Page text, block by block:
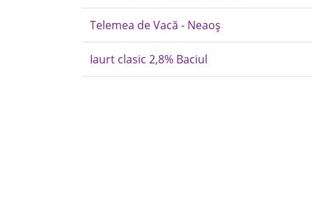
Telemea de Vacă - Neaoș
Iaurt clasic 2,8% Baciul